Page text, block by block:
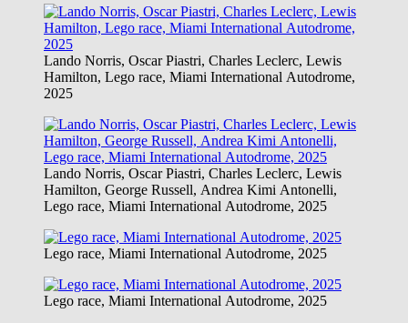
Lando Norris, Oscar Piastri, Charles Leclerc, Lewis
Hamilton, Lego race, Miami International Autodrome,
2025
Lando Norris, Oscar Piastri, Charles Leclerc, Lewis
Hamilton, George Russell, Andrea Kimi Antonelli,
Lego race, Miami International Autodrome, 2025
Lego race, Miami International Autodrome, 2025
Lego race, Miami International Autodrome, 2025